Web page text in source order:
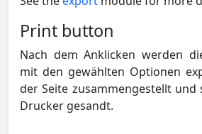
Print button
Nach dem Anklicken werden
mit den gewählten Optionen
der Seite zusammengestellt und
Drucker gesandt.